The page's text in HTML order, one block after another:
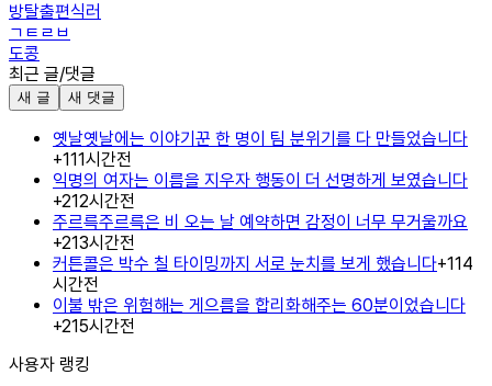
방탈출편식러
ㄱㅌㄹㅂ
도콩
최근 글/댓글
새 글 새 댓글
옛날옛날에는 이야기꾼 한 명이 팀 분위기를 다 만들었습니다
+111시간전
익명의 여자는 이름을 지우자 행동이 더 선명하게 보였습니다
+212시간전
주르륵주르륵은 비 오는 날 예약하면 감정이 너무 무거울까요
+213시간전
커튼콜은 박수 칠 타이밍까지 서로 눈치를 보게 했습니다+114
시간전
이불 밖은 위험해는 게으름을 합리화해주는 60분이었습니다
+215시간전
사용자 랭킹